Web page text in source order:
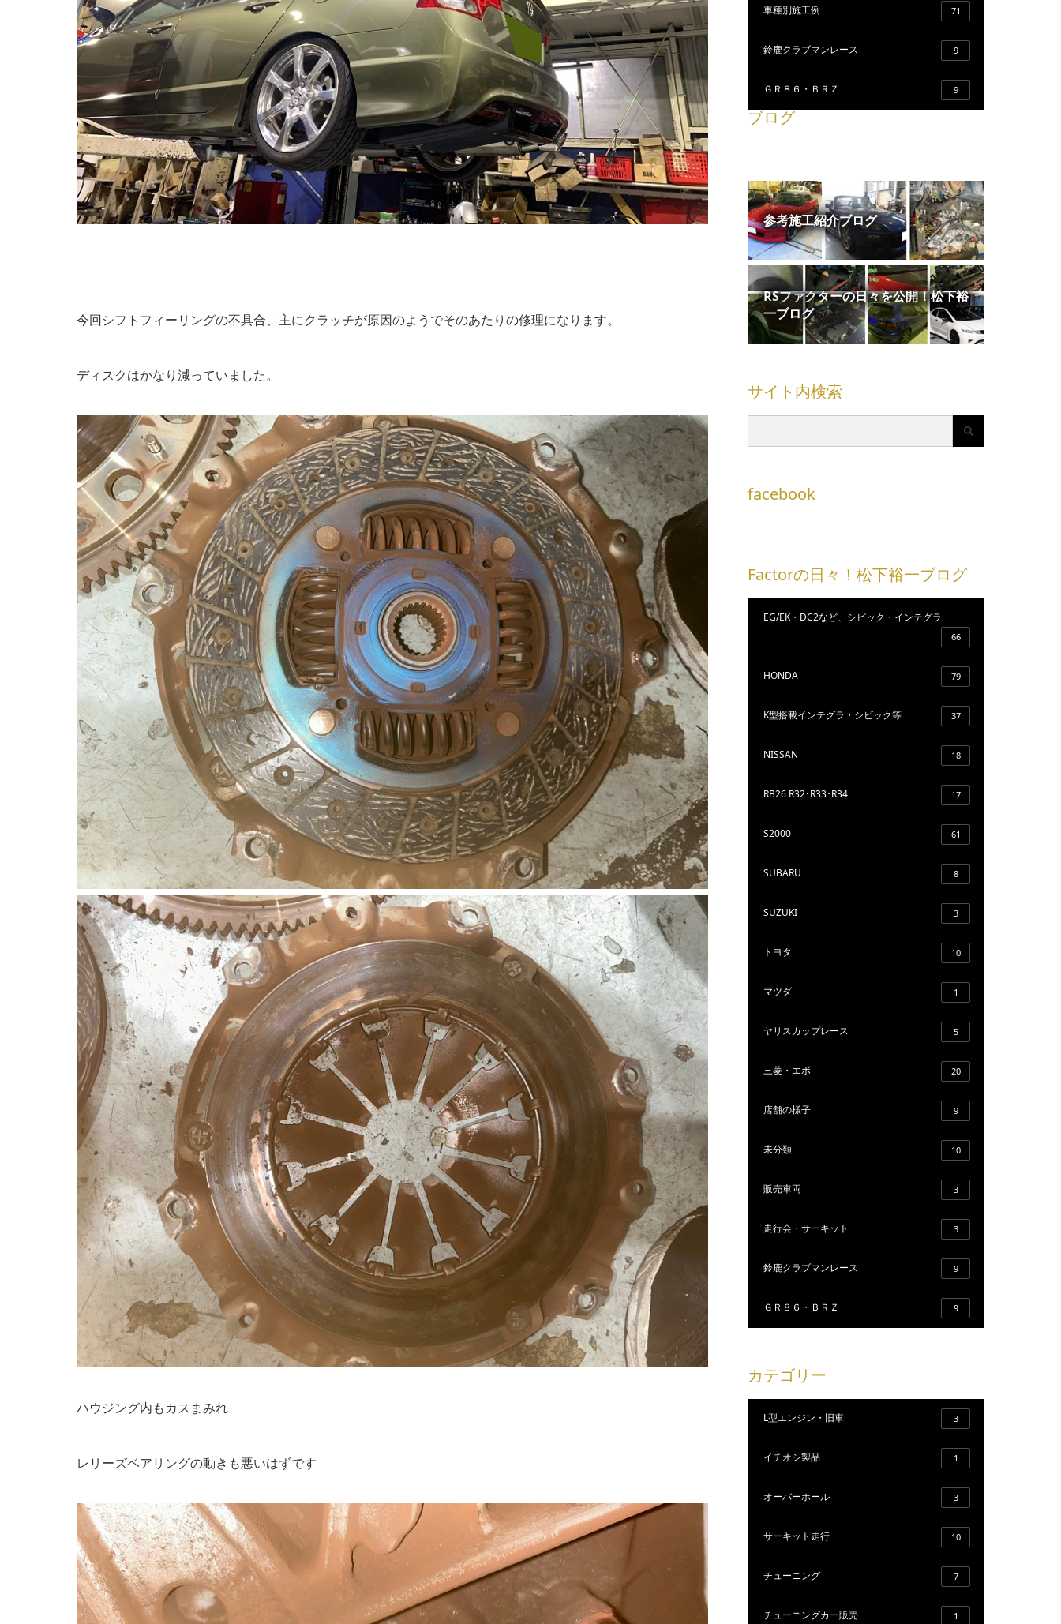
今回シフトフィーリングの不具合、主にクラッチが原因のようでそのあたりの修理になります。
ディスクはかなり減っていました。
ハウジング内もカスまみれ
レリーズベアリングの動きも悪いはずです
車種別施工例 71
鈴鹿クラブマンレース 9
ＧＲ８６・ＢＲＺ 9
ブログ
参考施工紹介ブログ
RSファクターの日々を公開！松下裕
一ブログ
サイト内検索
facebook
Factorの日々！松下裕一ブログ
EG/EK・DC2など、シビック・インテグラ
66
HONDA 79
K型搭載インテグラ・シビック等 37
NISSAN 18
RB26 R32･R33･R34 17
S2000 61
SUBARU 8
SUZUKI 3
トヨタ 10
マツダ 1
ヤリスカップレース 5
三菱・エボ 20
店舗の様子 9
未分類 10
販売車両 3
走行会・サーキット 3
鈴鹿クラブマンレース 9
ＧＲ８６・ＢＲＺ 9
カテゴリー
L型エンジン・旧車 3
イチオシ製品 1
オーバーホール 3
サーキット走行 10
チューニング 7
チューニングカー販売 1